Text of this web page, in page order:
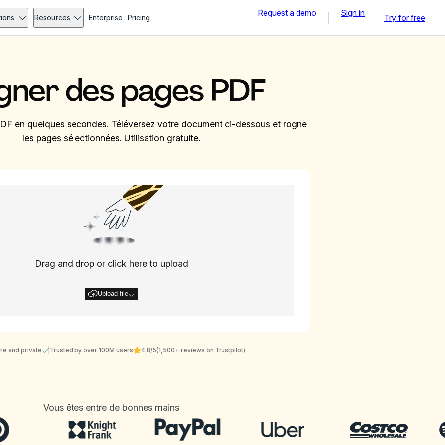
Resources Enterprise Pricing Request a demo Sign in Try for free
des pages PDF
en quelques secondes. Téléversez votre document ci-dessous et rogne
les pages sélectionnées. Utilisation gratuite.
Drag and drop or click here to upload
Upload file
and private Trusted by over 100M users 4.8/5(1,500+ reviews on Trustpilot)
Vous êtes entre de bonnes mains